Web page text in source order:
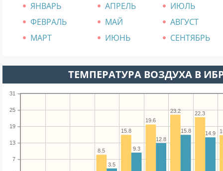
ЯНВАРЬ АПРЕЛЬ
ИЮЛЬ
ФЕВРАЛЬ
МАЙ
АВГУСТ
МАРТ
ИЮНЬ СЕНТЯБРЬ
ТЕМПЕРАТУРА ВОЗДУХА В
7
13
19
25
31
22.3
23.2
19.6
15.8
8.5
14.9
15.8
12.8
9.3
3.5